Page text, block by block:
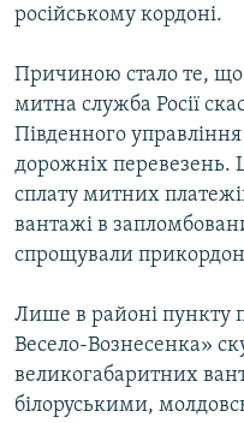
Усі сайти RFE/RL
російському кордоні.
Причиною стало те,
митна служба Росії
Південного
дорожніх перевезень.
сплату митних
вантажі в
спрощували
Лише в районі пункту
Весело-Вознесенка»
великогабаритних
білоруськими,